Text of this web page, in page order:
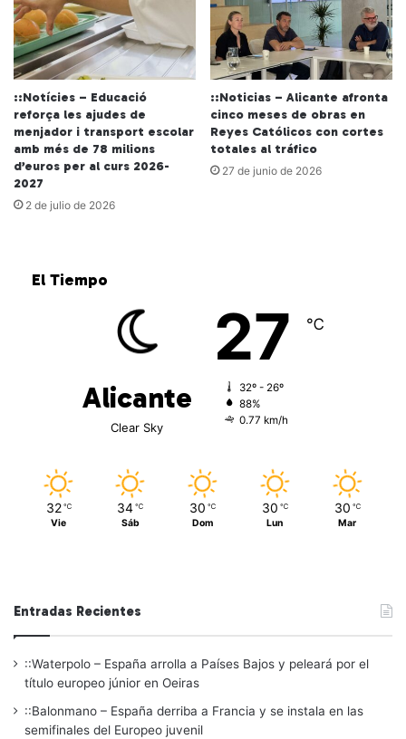
::Notícies – Educació
reforça les ajudes de
menjador i transport escolar
amb més de 78 milions
d’euros per al curs 2026-
2027
2 de julio de 2026
::Noticias – Alicante afronta
cinco meses de obras en
Reyes Católicos con cortes
totales al tráfico
27 de junio de 2026
El Tiempo
Alicante
Clear Sky
27 ℃
32º - 26º
88%
0.77 km/h
32 ℃
Vie
34 ℃
Sáb
30 ℃
Dom
30 ℃
Lun
30 ℃
Mar
Entradas Recientes
::Waterpolo – España arrolla a Países Bajos y peleará por el
título europeo júnior en Oeiras
::Balonmano – España derriba a Francia y se instala en las
semifinales del Europeo juvenil